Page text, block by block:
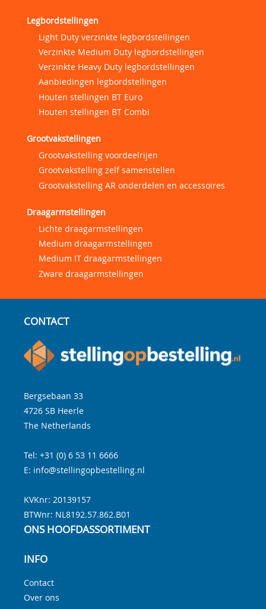
Legbordstellingen
Light Duty verzinkte legbordstellingen
Verzinkte Medium Duty legbordstellingen
Verzinkte Heavy Duty legbordstellingen
Aanbiedingen legbordstellingen
Houten stellingen BT Euro
Houten stellingen BT Combi
Grootvakstellingen
Grootvakstelling voordeelrijen
Grootvakstelling zelf samenstellen
Grootvakstelling AR onderdelen en accessoires
Draagarmstellingen
Lichte draagarmstellingen
Medium draagarmstellingen
Medium IT draagarmstellingen
Zware draagarmstellingen
CONTACT
Bergsebaan 33
4726 SB Heerle
The Netherlands
Tel: +31 (0) 6 53 11 6666
E: info@stellingopbestelling.nl
KVKnr: 20139157
BTWnr: NL8192.57.862.B01
ONS HOOFDASSORTIMENT
INFO
Contact
Over ons